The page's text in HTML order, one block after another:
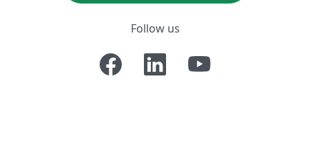
Follow us